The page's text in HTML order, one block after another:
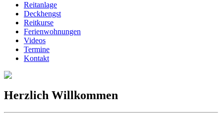
Reitanlage
Deckhengst
Reitkurse
Ferienwohnungen
Videos
Termine
Kontakt
Herzlich Willkommen